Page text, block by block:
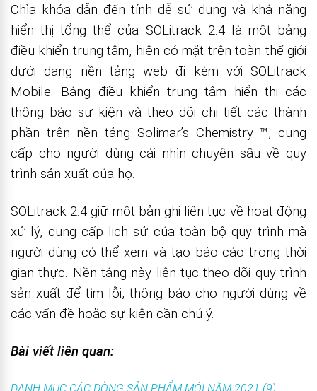
Chìa khóa dẫn đến tính dễ sử dụng và khả năng
hiển thị tổng thể của SOLitrack 2.4 là một bảng
điều khiển trung tâm, hiện có mặt trên toàn thế giới
dưới dạng nền tảng web đi kèm với SOLitrack
Mobile. Bảng điều khiển trung tâm hiển thị các
thông báo sự kiện và theo dõi chi tiết các thành
phần trên nền tảng Solimar’s Chemistry ™, cung
cấp cho người dùng cái nhìn chuyên sâu về quy
trình sản xuất của họ.
SOLitrack 2.4 giữ một bản ghi liên tục về hoạt động
xử lý, cung cấp lịch sử của toàn bộ quy trình mà
người dùng có thể xem và tạo báo cáo trong thời
gian thực. Nền tảng này liên tục theo dõi quy trình
sản xuất để tìm lỗi, thông báo cho người dùng về
các vấn đề hoặc sự kiện cần chú ý.
Bài viết liên quan:
DANH MỤC CÁC DÒNG SẢN PHẨM MỚI NĂM 2021 (9)